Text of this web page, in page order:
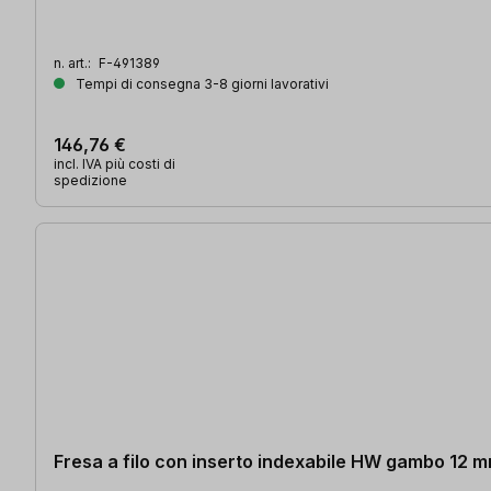
n. art.: F-491389
Tempi di consegna 3-8 giorni lavorativi
146,76 €
incl. IVA più costi di
spedizione
Fresa a filo con inserto indexabile HW gambo 12